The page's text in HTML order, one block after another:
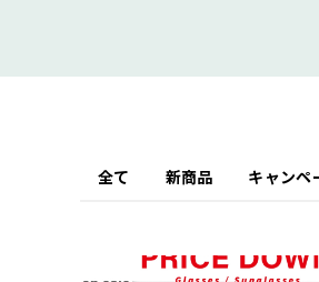
全て 新商品 キャンペ